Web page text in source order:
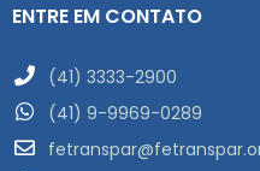
ENTRE EM CONTATO
(41) 3333-2900
(41) 9-9969-0289